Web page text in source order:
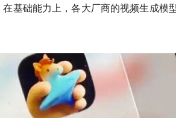
基础能力上，各大厂商的视频生成模